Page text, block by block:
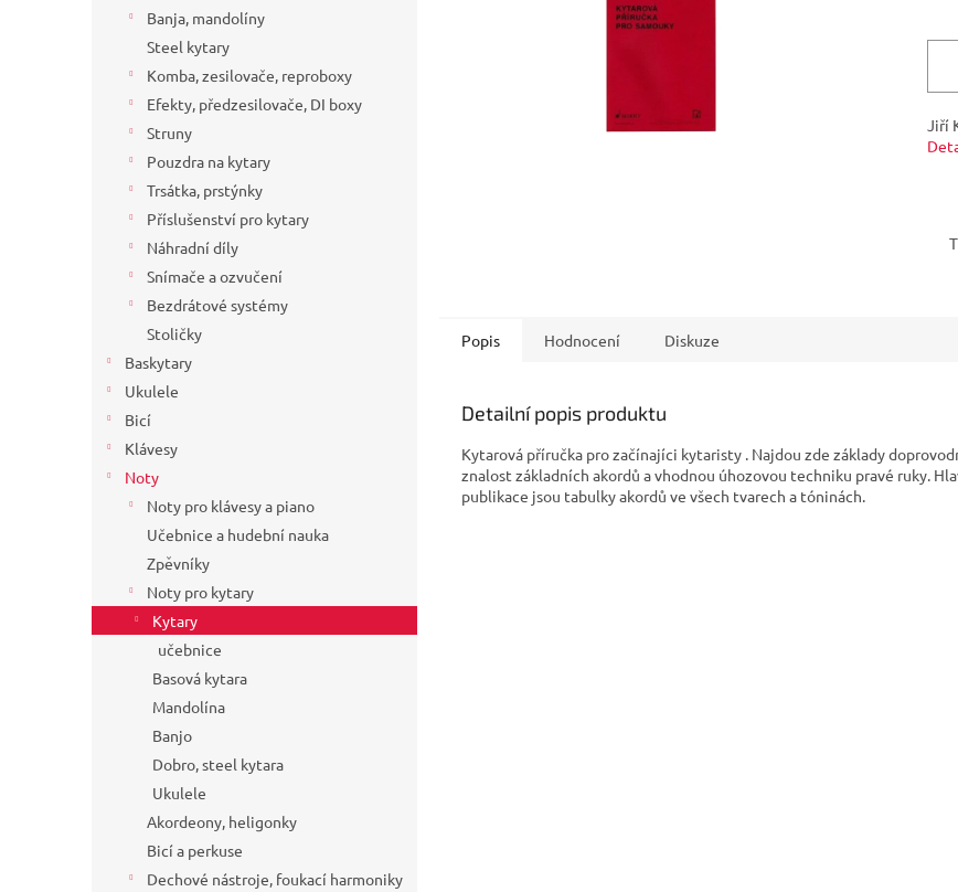
Banja, mandolíny
Steel kytary
Komba, zesilovače, reproboxy
Efekty, předzesilovače, DI boxy
Struny
Pouzdra na kytary
Trsátka, prstýnky
Příslušenství pro kytary
Náhradní díly
Snímače a ozvučení
Bezdrátové systémy
Stoličky
Baskytary
Ukulele
Bicí
Klávesy
Noty
Noty pro klávesy a piano
Učebnice a hudební nauka
Zpěvníky
Noty pro kytary
Kytary
učebnice
Basová kytara
Mandolína
Banjo
Dobro, steel kytara
Ukulele
Akordeony, heligonky
Bicí a perkuse
Dechové nástroje, foukací harmoniky
Jiří
Popis Hodnocení Diskuze
Detailní popis produktu
Kytarová příručka pro začínajíci kytaristy . Najdou zde základy
znalost základních akordů a vhodnou úhozovou techniku pravé ruky.
publikace jsou tabulky akordů ve všech tvarech a tóninách.